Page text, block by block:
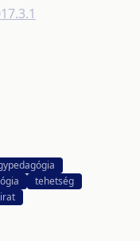
tehetség